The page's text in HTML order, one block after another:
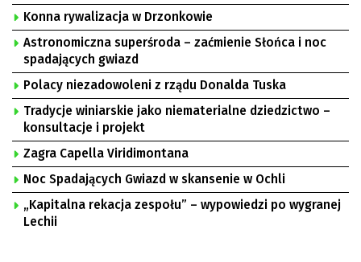
Konna rywalizacja w Drzonkowie
Astronomiczna superśroda – zaćmienie Słońca i noc
spadających gwiazd
Polacy niezadowoleni z rządu Donalda Tuska
Tradycje winiarskie jako niematerialne dziedzictwo –
konsultacje i projekt
Zagra Capella Viridimontana
Noc Spadających Gwiazd w skansenie w Ochli
„Kapitalna rekacja zespołu” – wypowiedzi po wygranej
Lechii